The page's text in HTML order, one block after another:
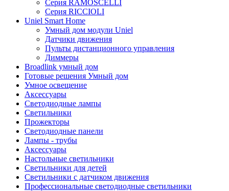
Серия RAMOSCELLI
Серия RICCIOLI
Uniel Smart Home
Умный дом модули Uniel
Датчики движения
Пульты дистанционного управления
Диммеры
Broadlink умный дом
Готовые решения Умный дом
Умное освещение
Аксессуары
Светодиодные лампы
Светильники
Прожекторы
Светодиодные панели
Лампы - трубы
Аксессуары
Настольные светильники
Светильники для детей
Светильники с датчиком движения
Профессиональные светодиодные светильники